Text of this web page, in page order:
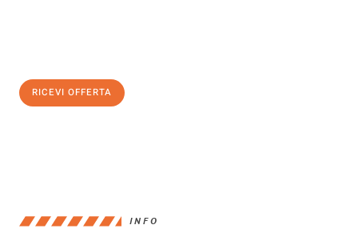
RICEVI OFFERTA
INFO